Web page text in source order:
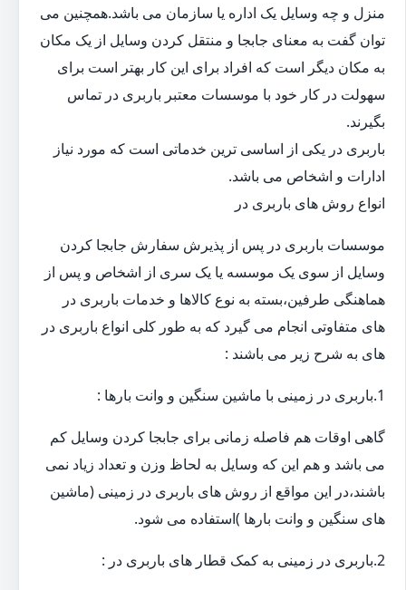
منزل و چه وسایل یک اداره یا سازمان می باشد.همچنین می
توان گفت به معنای جابجا و منتقل کردن وسایل از یک مکان
به مکان دیگر است که افراد برای این کار بهتر است برای
سهولت در کار خود با موسسات معتبر باربری در تماس
بگیرند.
باربری در یکی از اساسی ترین خدماتی است که مورد نیاز
ادارات و اشخاص می باشد.
انواع روش های باربری در
موسسات باربری در پس از پذیرش سفارش جابجا کردن
وسایل از سوی یک موسسه یا یک سری از اشخاص و پس از
هماهنگی طرفین،بسته به نوع کالاها و خدمات باربری در
های متفاوتی انجام می گیرد که به طور کلی انواع باربری در
های به شرح زیر می باشند :
1.باربری در زمینی با ماشین سنگین و وانت بارها :
گاهی اوقات هم فاصله زمانی برای جابجا کردن وسایل کم
می باشد و هم این که وسایل به لحاظ وزن و تعداد زیاد نمی
باشند،در این مواقع از روش های باربری در زمینی (ماشین
های سنگین و وانت بارها )استفاده می شود.
2.باربری در زمینی به کمک قطار های باربری در :